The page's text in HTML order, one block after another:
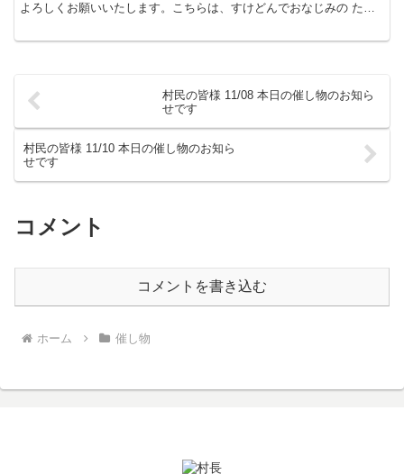
よろしくお願いいたします。こちらは、すけどんでおなじみの たま
村民の皆様 11/08 本日の催し物のお知ら
せです
村民の皆様 11/10 本日の催し物のお知ら
せです
コメント
コメントを書き込む
ホーム 催し物